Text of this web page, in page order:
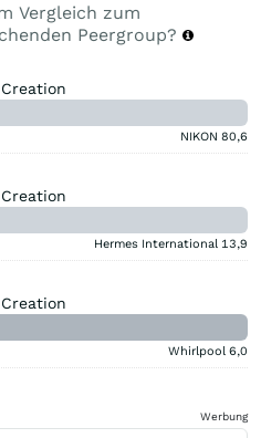
Vergleich zum
Peergroup?
NIKON 80,6
Hermes International 13,9
Whirlpool 6,0
Werbung